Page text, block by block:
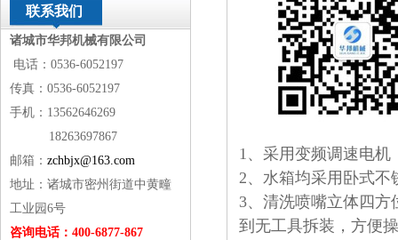
联系我们
诸城市华邦机械有限公司
电话：0536-6052197
传真：0536-6052197
手机：13562646269
18263697867
邮箱： zchbjx@163.com
地址：诸城市密州街道中黄疃
工业园6号
咨询电话：400-6877-867
1、采用变频调速电
2、水箱均采用卧式不
3、清洗喷嘴立体四
到无工具拆装，方便